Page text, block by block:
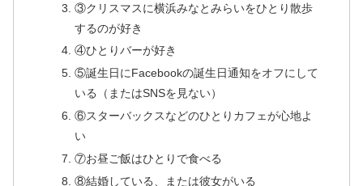
③クリスマスに横浜みなとみらいをひとり散歩
するのが好き
④ひとりバーが好き
⑤誕生日にFacebookの誕生日通知をオフにして
いる（またはSNSを見ない）
⑥スターバックスなどのひとりカフェが心地よ
い
⑦お昼ご飯はひとりで食べる
⑧結婚している、または彼女がいる